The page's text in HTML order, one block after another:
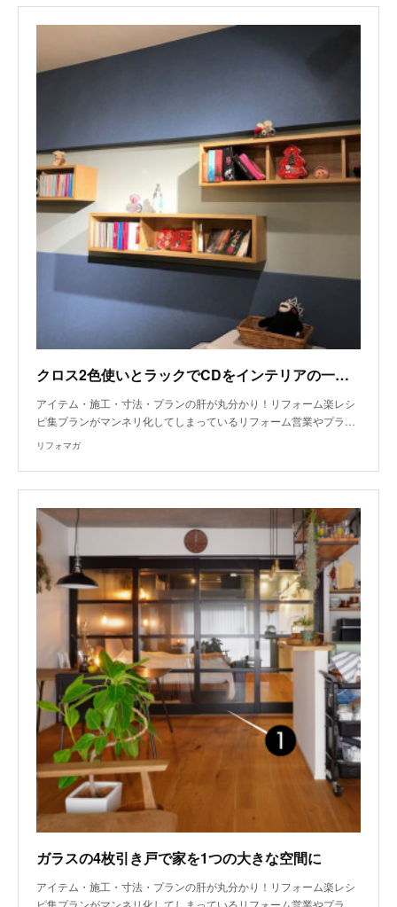
クロス2色使いとラックでCDをインテリアの一部に
アイテム・施工・寸法・プランの肝が丸分かり！リフォーム楽レシ
ピ集プランがマンネリ化してしまっているリフォーム営業やプラ…
リフォマガ
ガラスの4枚引き戸で家を1つの大きな空間に
アイテム・施工・寸法・プランの肝が丸分かり！リフォーム楽レシ
ピ集プランがマンネリ化してしまっているリフォーム営業やプラ…